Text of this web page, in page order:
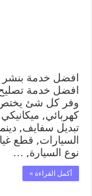
افضل خدمة بنشر
افضل خدمة تصليح
وفر كل شئ يختص
كهربائي,
تبديل سفايف,
السيارات, قطع
نوع السيارة, …
أكمل القراءة »